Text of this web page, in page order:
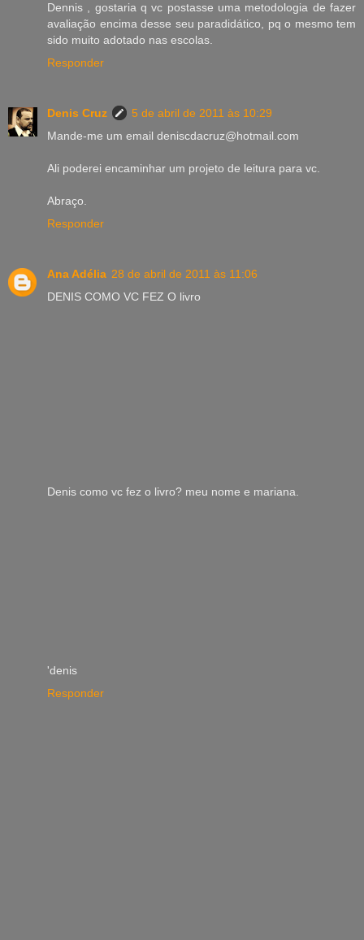
Dennis , gostaria q vc postasse uma metodologia de fazer
avaliação encima desse seu paradidático, pq o mesmo tem
sido muito adotado nas escolas.
Responder
Denis Cruz
5 de abril de 2011 às 10:29
Mande-me um email deniscdacruz@hotmail.com
Ali poderei encaminhar um projeto de leitura para vc.
Abraço.
Responder
Ana Adélia 28 de abril de 2011 às 11:06
DENIS COMO VC FEZ O livro
Denis como vc fez o livro? meu nome e mariana.
'denis
Responder